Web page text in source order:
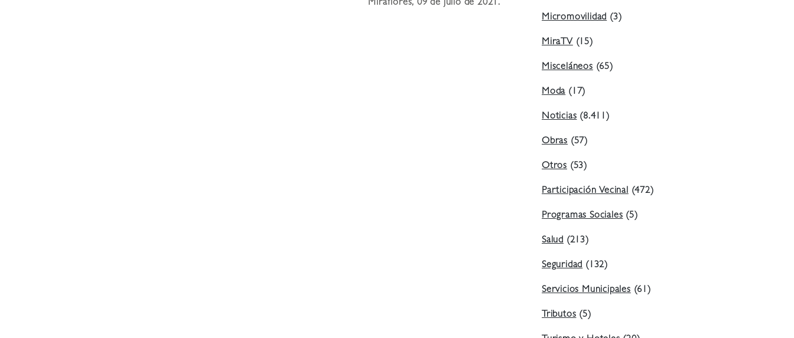
Miraflores, 09 de julio de 2021.
Micromovilidad(3)
MiraTV(15)
Misceláneos(65)
Moda(17)
Noticias(8.411)
Obras (57)
Otros (53)
Participación Vecinal(472)
Programas Sociales(5)
Salud (213)
Seguridad(132)
Servicios Municipales(61)
Tributos(5)